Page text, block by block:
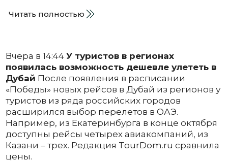
Читать полностью
Вчера в 14:44 У туристов в регионах
появилась возможность дешевле улететь в
Дубай После появления в расписании
«Победы» новых рейсов в Дубай из регионов у
туристов из ряда российских городов
расширился выбор перелетов в ОАЭ.
Например, из Екатеринбурга в конце октября
доступны рейсы четырех авиакомпаний, из
Казани – трех. Редакция TourDom.ru сравнила
цены.